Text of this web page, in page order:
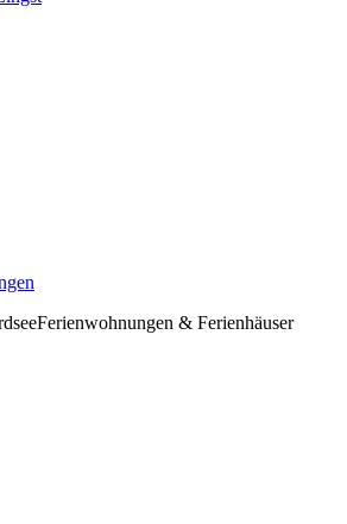
Ferienwohnungen & Ferienhäuser